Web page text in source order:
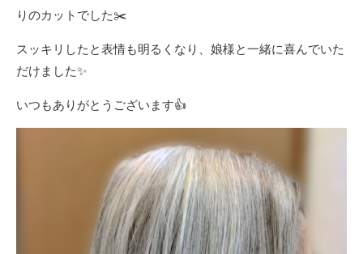
りのカットでした✂️
スッキリしたと表情も明るくなり、娘様と一緒に喜んでいた
だけました✨
いつもありがとうございます👍